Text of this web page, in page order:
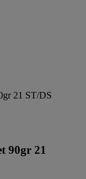
21 ST/DS
90gr 21